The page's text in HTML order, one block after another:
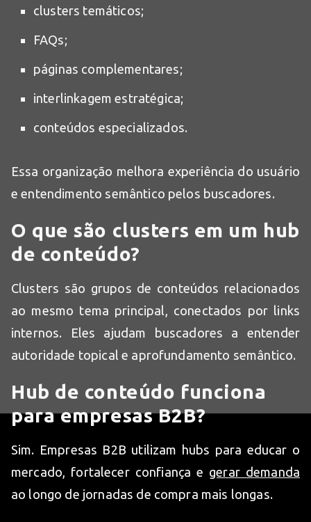
clusters temáticos;
FAQs;
páginas complementares;
interlinkagem estratégica;
conteúdos especializados.
Essa organização melhora experiência do usuário
e entendimento semântico pelos buscadores.
O que são clusters em um hub
de conteúdo?
Clusters são grupos de conteúdos relacionados
ao mesmo tema principal, conectados por links
internos. Eles ajudam buscadores a entender
autoridade topical e aprofundamento semântico.
Hub de conteúdo funciona
para empresas B2B?
Sim. Empresas B2B utilizam hubs para educar o
mercado, fortalecer confiança e gerar demanda
ao longo de jornadas de compra mais longas.